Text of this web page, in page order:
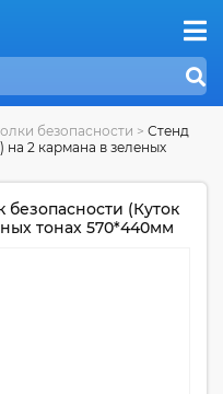
безопасности > Стенд
на 2 кармана в зеленых
безопасности (Куток
тонах 570*440мм